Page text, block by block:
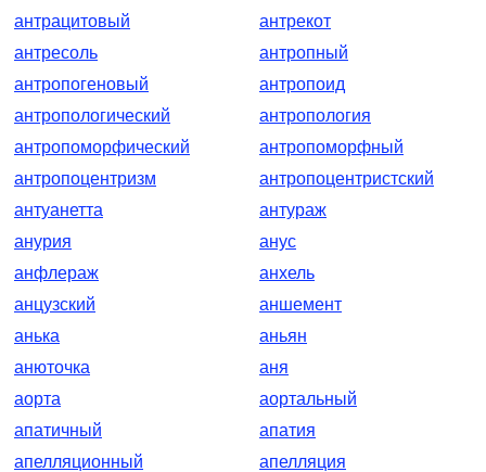
антрацитовый
антрекот
антресоль
антропный
антропогеновый
антропоид
антропологический
антропология
антропоморфический
антропоморфный
антропоцентризм
антропоцентристский
антуанетта
антураж
анурия
анус
анфлераж
анхель
анцузский
аншемент
анька
аньян
анюточка
аня
аорта
аортальный
апатичный
апатия
апелляционный
апелляция